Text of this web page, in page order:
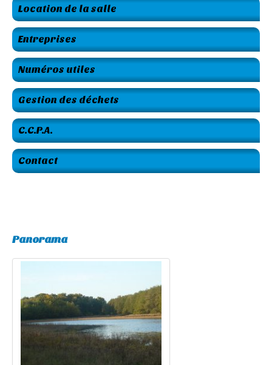
Location de la salle
Entreprises
Numéros utiles
Gestion des déchets
C.C.P.A.
Contact
Panorama